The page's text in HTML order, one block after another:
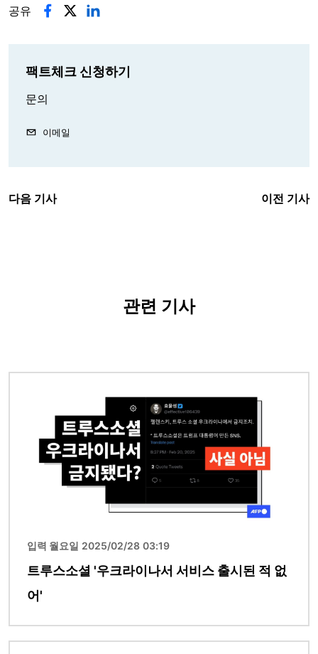
공유
팩트체크 신청하기
문의
이메일
다음 기사 이전 기사
관련 기사
입력 월요일 2025/02/28 03:19
트루스소셜 '우크라이나서 서비스 출시된 적 없
어'